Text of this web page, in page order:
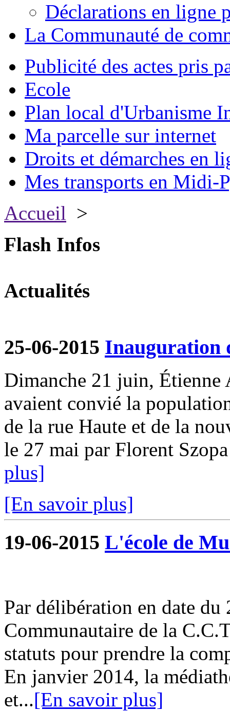
Déclarations en ligne
La Communauté de
Publicité des actes pris
Ecole
Plan local d'Urbanisme
Ma parcelle sur internet
Droits et démarches en
Mes transports en Midi-
Accueil >
Flash Infos
Actualités
25-06-2015 Inauguration
Dimanche 21 juin,
avaient convié la
de la rue Haute et de la
le 27 mai par Florent
plus]
[En savoir plus]
19-06-2015 L'école de
Par délibération en date
Communautaire de la
statuts pour prendre la
En janvier 2014, la
et...[En savoir plus]